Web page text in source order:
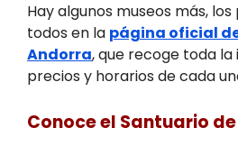
Hay algunos museos más,
todos en la página oficial
Andorra, que recoge toda
precios y horarios de cada
Conoce el Santuario